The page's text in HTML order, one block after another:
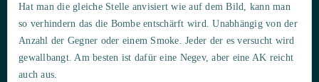
Hat man die gleiche Stelle anvisiert wie auf dem Bild, kann man
so verhindern das die Bombe entschärft wird. Unabhängig von der
Anzahl der Gegner oder einem Smoke. Jeder der es versucht wird
gewallbangt. Am besten ist dafür eine Negev, aber eine AK reicht
auch aus.